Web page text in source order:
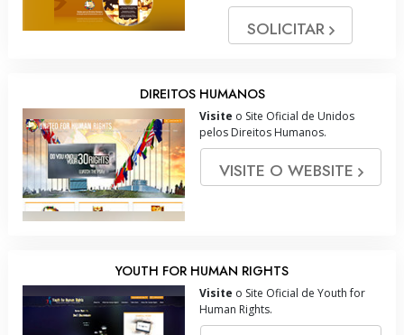
SOLICITAR
DIREITOS HUMANOS
Visite o Site Oficial de Unidos
pelos Direitos Humanos.
VISITE O WEBSITE
YOUTH FOR HUMAN RIGHTS
Visite o Site Oficial de Youth for
Human Rights.